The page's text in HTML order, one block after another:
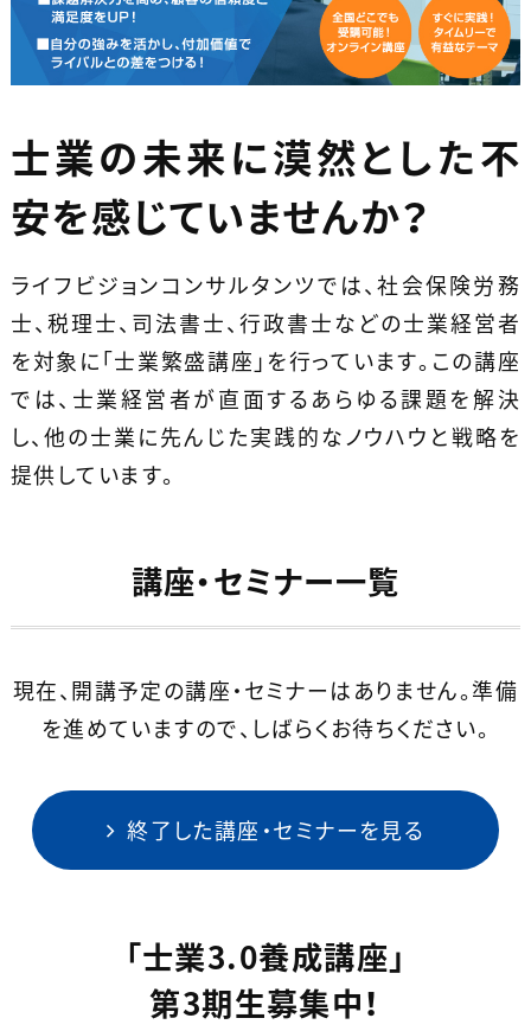
士業の未来に漠然とした不
安を感じていませんか？
ライフビジョンコンサルタンツでは、社会保険労務
士、税理士、司法書士、行政書士などの士業経営者
を対象に「士業繁盛講座」を行っています。 この講座
では、士業経営者が直面するあらゆる課題を解決
し、他の士業に先んじた実践的なノウハウと戦略を
提供しています。
講座・セミナー一覧
現在、開講予定の講座・セミナーはありません。準備
を進めていますので、しばらくお待ちください。
終了した講座・セミナーを見る
「士業3.0養成講座」
第3期生募集中！